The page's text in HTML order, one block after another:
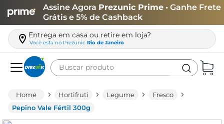
Assine Agora Prezunic Prime • Ganhe Frete
Grátis e 5% de Cashback
Entrega em casa ou retire em loja?
Você está no Prezunic Rio de Janeiro
Buscar produto
Hortifruti Legume
Fresco
Pepino Vale Fértil 300g
leite